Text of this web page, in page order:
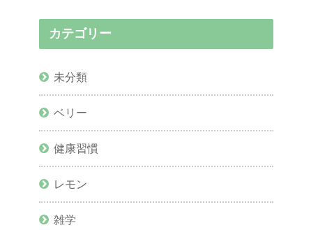
カテゴリー
未分類
ベリー
健康習慣
レモン
雑学